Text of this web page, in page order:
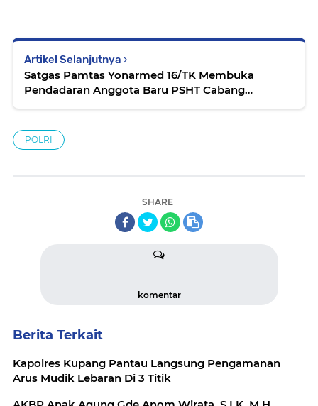
Artikel Selanjutnya
Satgas Pamtas Yonarmed 16/TK Membuka
Pendadaran Anggota Baru PSHT Cabang
POLRI
SHARE
komentar
Berita Terkait
Kapolres Kupang Pantau Langsung Pengamanan
Arus Mudik Lebaran Di 3 Titik